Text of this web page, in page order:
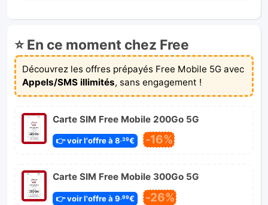
⭐ En ce moment chez Free
Découvrez les offres prépayés Free Mobile 5G avec
Appels/SMS illimités, sans engagement !
Carte SIM Free Mobile 200Go 5G
👉 voir l'offre à 8 ,39€ -16%
Carte SIM Free Mobile 300Go 5G
👉 voir l'offre à 9 ,99€ -26%